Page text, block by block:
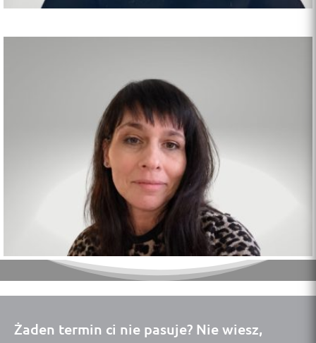
Żaden termin ci nie pasuje? Nie wiesz,